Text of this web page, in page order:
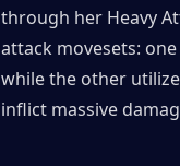
through her Heavy
attack movesets:
while the other
inflict massive